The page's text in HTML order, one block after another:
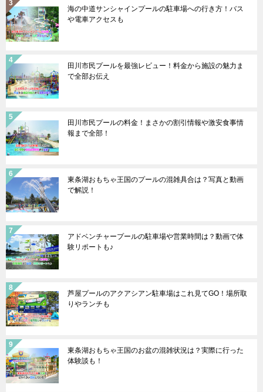
海の中道サンシャインプールの駐車場への行き方！バス
や電車アクセスも
田川市民プールを最強レビュー！料金から施設の魅力ま
で全部お伝え
田川市民プールの料金！まさかの割引情報や激安食事情
報まで全部！
東条湖おもちゃ王国のプールの混雑具合は？写真と動画
で解説！
アドベンチャープールの駐車場や営業時間は？動画で体
験リポートも♪
芦屋プールのアクアシアン駐車場はこれ見てGO！場所取
りやランチも
東条湖おもちゃ王国のお盆の混雑状況は？実際に行った
体験談も！